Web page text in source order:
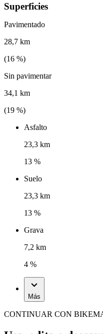
Superficies
Pavimentado
28,7 km
(16 %)
Sin pavimentar
34,1 km
(19 %)
Asfalto
23,3 km
13 %
Suelo
23,3 km
13 %
Grava
7,2 km
4 %
Más
CONTINUAR CON